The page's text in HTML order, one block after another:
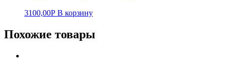
3100,00Р В корзину
Похожие товары